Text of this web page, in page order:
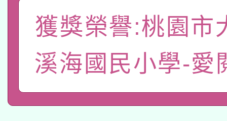
一案。
答一案
人員健康講座「吃得安
心」，鼓勵退休同仁踴
案。
本校115學年度第2次
招甄選結果公告(無人
招)
適應運動共學行動站研
暨閱讀推動專業研習
科技賦能─人工智慧
獲獎榮譽:桃園市
溪海國民小學-愛